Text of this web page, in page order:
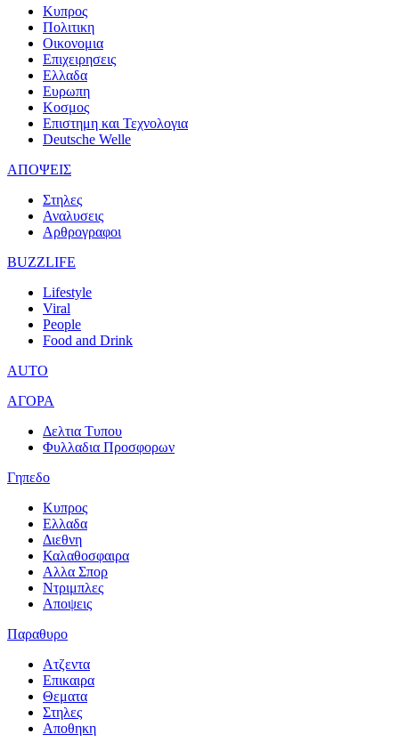
Κυπρος
Πολιτικη
Οικονομια
Επιχειρησεις
Ελλαδα
Ευρωπη
Κοσμος
Επιστημη και Τεχνολογια
Deutsche Welle
ΑΠΟΨΕΙΣ
Στηλες
Αναλυσεις
Αρθρογραφοι
BUZZLIFE
Lifestyle
Viral
People
Food and Drink
AUTO
ΑΓΟΡΑ
Δελτια Τυπου
Φυλλαδια Προσφορων
Γηπεδο
Κυπρος
Ελλαδα
Διεθνη
Καλαθοσφαιρα
Αλλα Σπορ
Ντριμπλες
Αποψεις
Παραθυρο
Ατζεντα
Επικαιρα
Θεματα
Στηλες
Αποθηκη